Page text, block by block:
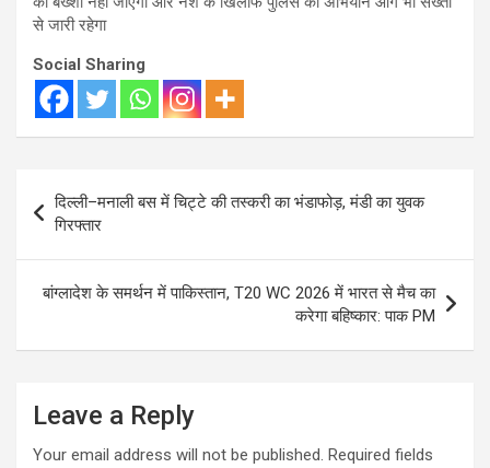
से जारी रहेगा
Social Sharing
Post
navigation
दिल्ली–मनाली बस में चिट्टे की तस्करी का भंडाफोड़, मंडी का युवक
गिरफ्तार
बांग्लादेश के समर्थन में पाकिस्तान, T20 WC 2026 में भारत से मैच का
करेगा बहिष्कार: पाक PM
Leave a Reply
Your email address will not be published. Required fields